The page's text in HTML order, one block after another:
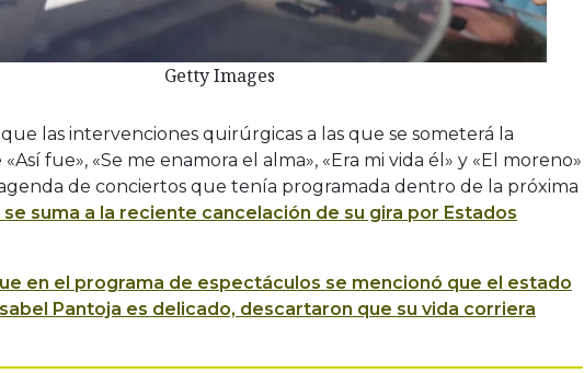
Getty Images
las intervenciones quirúrgicas a las que se someterá la
fue», «Se me enamora el alma», «Era mi vida él» y «El moreno»
de conciertos que tenía programada dentro de la próxima
se suma a la reciente cancelación de su gira por Estados
en el programa de espectáculos se mencionó que el estado
Pantoja es delicado, descartaron que su vida corriera